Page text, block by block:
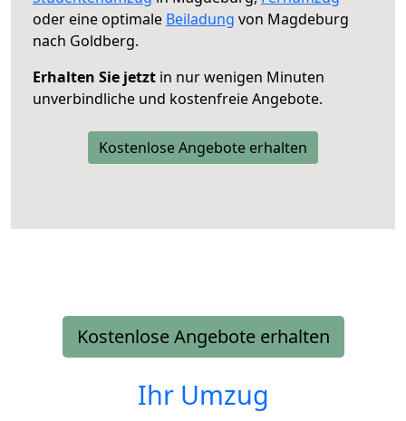
oder eine optimale Beiladung von Magdeburg
nach Goldberg.
Erhalten Sie jetzt in nur wenigen Minuten
unverbindliche und kostenfreie Angebote.
Kostenlose Angebote erhalten
Kostenlose Angebote erhalten
Ihr Umzug